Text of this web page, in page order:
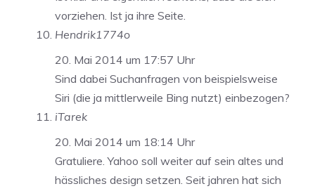
vorziehen. Ist ja ihre Seite.
Hendrik1774o
20. Mai 2014 um 17:57 Uhr
Sind dabei Suchanfragen von beispielsweise
Siri (die ja mittlerweile Bing nutzt) einbezogen?
iTarek
20. Mai 2014 um 18:14 Uhr
Gratuliere. Yahoo soll weiter auf sein altes und
hässliches design setzen. Seit jahren hat sich